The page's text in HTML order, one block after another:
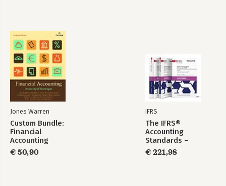
Jones Warren
Custom Bundle:
Financial
Accounting
€ 50,90
IFRS
The IFRS®
Accounting
Standards –
Required Annotated
1 January 2026
€ 221,98